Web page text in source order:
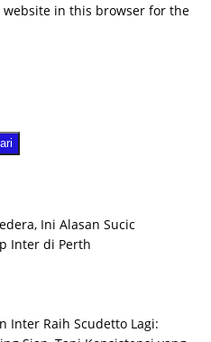
website in this browser for the
Ini Alasan Sucic
Inter di Perth
Inter Raih Scudetto Lagi: